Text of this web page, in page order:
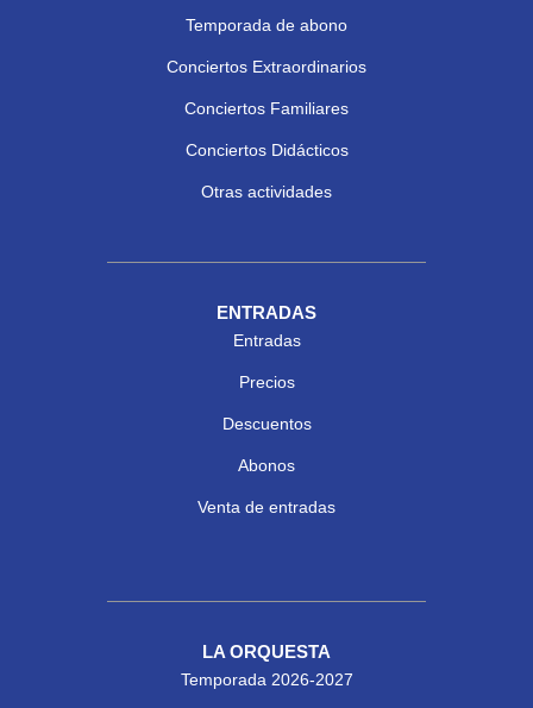
Temporada de abono
Conciertos Extraordinarios
Conciertos Familiares
Conciertos Didácticos
Otras actividades
ENTRADAS
Entradas
Precios
Descuentos
Abonos
Venta de entradas
LA ORQUESTA
Temporada 2026-2027